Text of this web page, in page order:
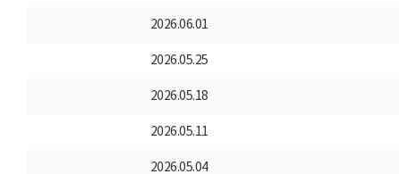
2026.06.01
2026.05.25
2026.05.18
2026.05.11
2026.05.04